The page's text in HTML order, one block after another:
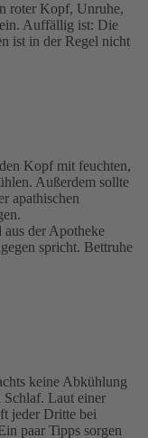
roter Kopf, Unruhe,
Auffällig ist: Die
ist in der Regel nicht
Kopf mit feuchten,
Außerdem sollte
apathischen
der Apotheke
spricht. Bettruhe
keine Abkühlung
Schlaf. Laut einer
jeder Dritte bei
paar Tipps sorgen